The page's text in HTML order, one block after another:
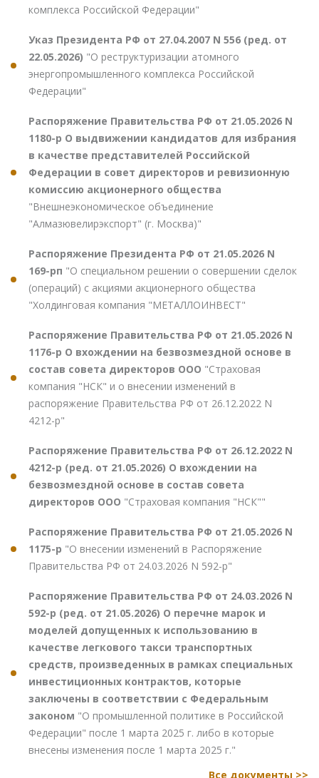
комплекса Российской Федерации"
Указ Президента РФ от 27.04.2007 N 556 (ред. от
22.05.2026) "О реструктуризации атомного
энергопромышленного комплекса Российской
Федерации"
Распоряжение Правительства РФ от 21.05.2026 N
1180-р О выдвижении кандидатов для избрания
в качестве представителей Российской
Федерации в совет директоров и ревизионную
комиссию акционерного общества
"Внешнеэкономическое объединение
"Алмазювелирэкспорт" (г. Москва)"
Распоряжение Президента РФ от 21.05.2026 N
169-рп "О специальном решении о совершении сделок
(операций) с акциями акционерного общества
"Холдинговая компания "МЕТАЛЛОИНВЕСТ"
Распоряжение Правительства РФ от 21.05.2026 N
1176-р О вхождении на безвозмездной основе в
состав совета директоров ООО "Страховая
компания "НСК" и о внесении изменений в
распоряжение Правительства РФ от 26.12.2022 N
4212-р"
Распоряжение Правительства РФ от 26.12.2022 N
4212-р (ред. от 21.05.2026) О вхождении на
безвозмездной основе в состав совета
директоров ООО "Страховая компания "НСК""
Распоряжение Правительства РФ от 21.05.2026 N
1175-р "О внесении изменений в Распоряжение
Правительства РФ от 24.03.2026 N 592-р"
Распоряжение Правительства РФ от 24.03.2026 N
592-р (ред. от 21.05.2026) О перечне марок и
моделей допущенных к использованию в
качестве легкового такси транспортных
средств, произведенных в рамках специальных
инвестиционных контрактов, которые
заключены в соответствии с Федеральным
законом "О промышленной политике в Российской
Федерации" после 1 марта 2025 г. либо в которые
внесены изменения после 1 марта 2025 г."
Все документы >>